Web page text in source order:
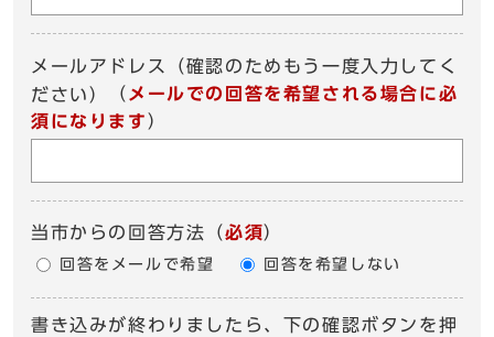
メールアドレス（確認のためもう一度入力してく
ださい）
（ メールでの回答を希望される場合に必
須になります ）
当市からの回答方法 （必須）
回答をメールで希望 回答を希望しない
書き込みが終わりましたら、下の確認ボタンを押